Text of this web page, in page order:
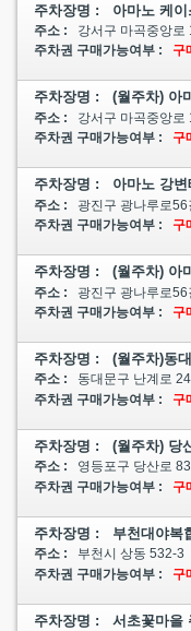
주차장명 : 아마노 케이
주소 :
강서구 마곡중앙로
주차권 구매가능여부 :
구
주차장명 : (월주차) 아
주소 :
강서구 마곡중앙로
주차권 구매가능여부 :
구
주차장명 : 아마노 강변
주소 :
광진구 광나루로
주차권 구매가능여부 :
구
주차장명 : (월주차) 아
주소 :
광진구 광나루로
주차권 구매가능여부 :
구
주차장명 : (월주차)동
주소 :
동대문구 난계로
주차권 구매가능여부 :
구
주차장명 : (월주차) 당
주소 :
영등포구 당산로 83
주차권 구매가능여부 :
구
주차장명 : 부천대야복
주소 :
부천시 상동 532-3
주차권 구매가능여부 :
구
주차장명 : 서초꽃마을